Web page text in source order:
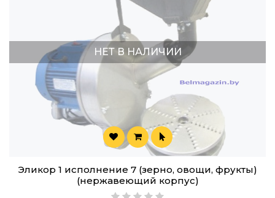
НЕТ В НАЛИЧИИ
Эликор 1 исполнение 7 (зерно, овощи, фрукты)
(нержавеющий корпус)